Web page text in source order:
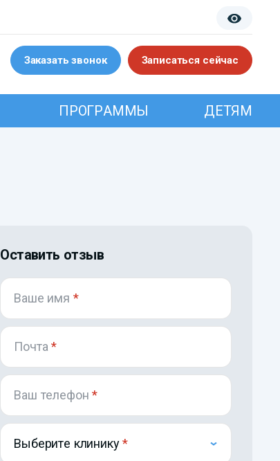
Заказать звонок Записаться сейчас
ПРОГРАММЫ ДЕТЯМ
Оставить отзыв
Ваше имя *
Почта*
Ваш телефон*
Выберите клинику